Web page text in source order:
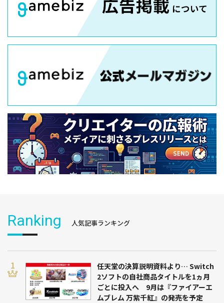
Ranking 人気記事ランキング
任天堂の決算説明資料より… Switch
2ソフトの自社商品タイトルを1ヵ月
ごとに投入へ 9月は『ファイアーエ
ムブレム 万紫千紅』の発売を予定